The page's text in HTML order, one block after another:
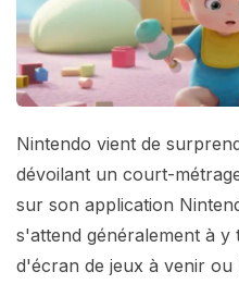
Nintendo vient de
dévoilant un court-
sur son application
s'attend généralement à
d'écran de jeux à venir ou